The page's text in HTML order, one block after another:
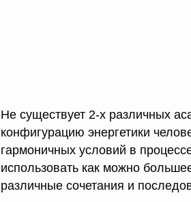
Не существует 2-х различных
конфигурацию энергетики
гармоничных условий в
использовать как можно
различные сочетания и